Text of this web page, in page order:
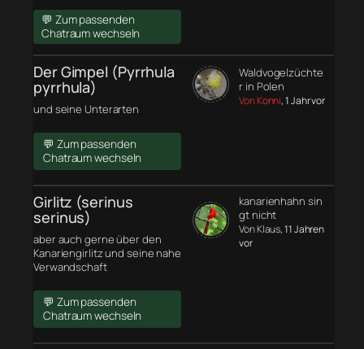
💬 Zum passenden
Chatraum wechseln
Der Gimpel (Pyrrhula
pyrrhula)
und seine Unterarten
💬 Zum passenden
Chatraum wechseln
Waldvogelzüchte
r in Polen
Von Konni, 1 Jahr vor
Girlitz (serinus
serinus)
aber auch gerne über den
Kanariengirlitz und seine nahe
Verwandschaft
💬 Zum passenden
Chatraum wechseln
kanarienhahn sin
gt nicht
Von Klaus, 11 Jahren
vor